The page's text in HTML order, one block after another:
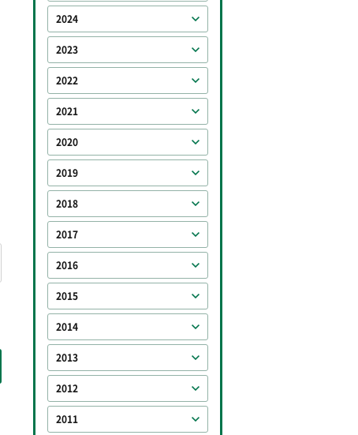
2024
2023
2022
2021
2020
2019
2018
2017
2016
2015
2014
2013
2012
2011